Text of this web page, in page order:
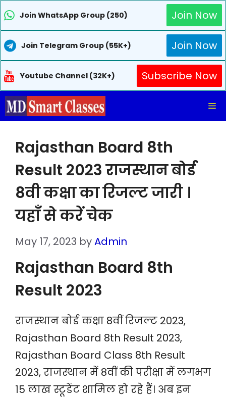
Join WhatsApp Group (250) Join Now
Join Telegram Group (55K+) Join Now
Youtube Channel (32K+)
Subscribe Now
Skip
to
Rajasthan Board 8th
Result 2023 राजस्थान बोर्ड
8वी कक्षा का रिजल्ट जारी ।
यहाँ से करें चेक
May 17, 2023 byAdmin
Rajasthan Board 8th
Result 2023
राजस्थान बोर्ड कक्षा 8वीं रिजल्ट 2023,
Rajasthan Board 8th Result 2023,
Rajasthan Board Class 8th Result
2023, राजस्थान में 8वीं की परीक्षा में लगभग
15 लाख स्टूडेंट शामिल हो रहे हैं। अब इन